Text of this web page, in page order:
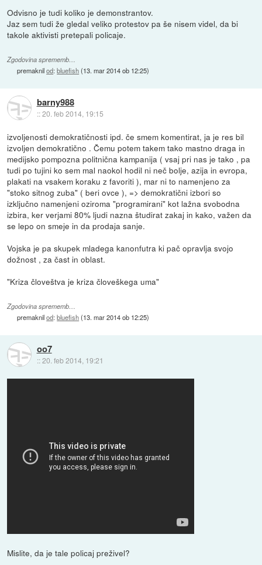
Odvisno je tudi koliko je demonstrantov.
Jaz sem tudi že gledal veliko protestov pa še nisem videl, da bi
takole aktivisti pretepali policaje.
Zgodovina sprememb…
premaknilod:bluefish(13. mar 2014 ob 12:25)
barny988
::20. feb 2014, 19:15
izvoljenosti demokratičnosti ipd. če smem komentirat, ja je res bil
izvoljen demokratično . Čemu potem takem tako mastno draga in
medijsko pompozna politnična kampanija ( vsaj pri nas je tako , pa
tudi po tujini ko sem mal naokol hodil ni neč bolje, azija in evropa,
plakati na vsakem koraku z favoriti ), mar ni to namenjeno za
"stoko sitnog zuba" ( beri ovce ), => demokratični izbori so
izključno namenjeni oziroma "programirani" kot lažna svobodna
izbira, ker verjami 80% ljudi nazna študirat zakaj in kako, važen da
se lepo on smeje in da prodaja sanje.
Vojska je pa skupek mladega kanonfutra ki pač opravlja svojo
dožnost , za čast in oblast.
"Kriza človeštva je kriza človeškega uma"
Zgodovina sprememb…
premaknilod:bluefish(13. mar 2014 ob 12:25)
oo7
::20. feb 2014, 19:21
Mislite, da je tale policaj preživel?